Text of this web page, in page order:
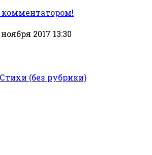
2017 13:30
Стихи (без рубрики)